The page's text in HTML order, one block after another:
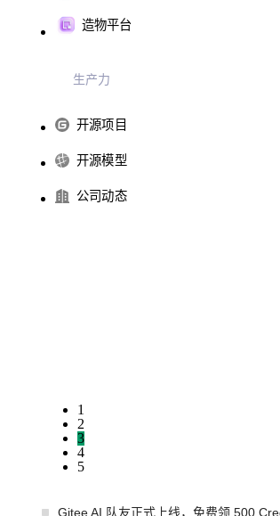
造物平台
生产力
开源项目
开源模型
公司动态
1
2
3
4
5
Gitee AI 队友正式上线，免费领 500